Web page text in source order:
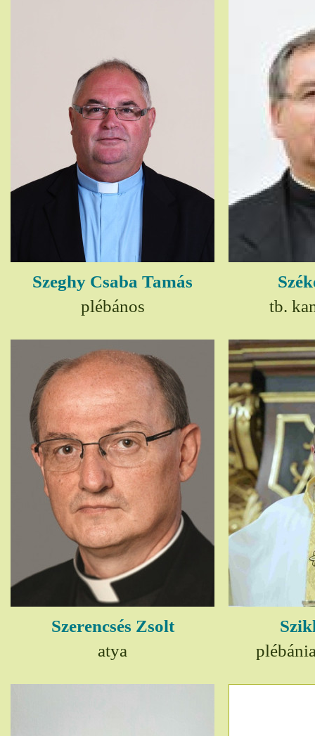
Szeghy Csaba Tamás
plébános
tb.
Szerencsés Zsolt
atya